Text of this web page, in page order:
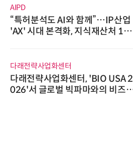
에이블스토어
시놀로지, SK네트웍스서비스와 영
상 보안 카메라 국내 독점 판매 파
씨앤에프시스템
씨앤에프시스템, 오웬스그룹과 공
공 ERP·DX 사업 협력